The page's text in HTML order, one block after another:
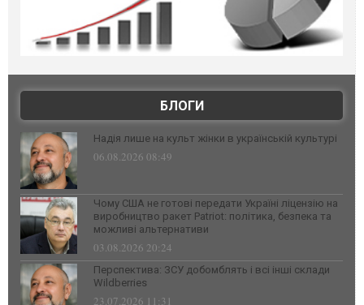
БЛОГИ
Надія лише на культ жінки в українській культурі
06.08.2026 08:49
Чому США не готові передати Україні ліцензію на
виробництво ракет Patriot: політика, безпека та
можливі альтернативи
03.08.2026 20:24
Перспектива: ЗСУ добомблять і всі інші склади
Wildberries
23.07.2026 11:31